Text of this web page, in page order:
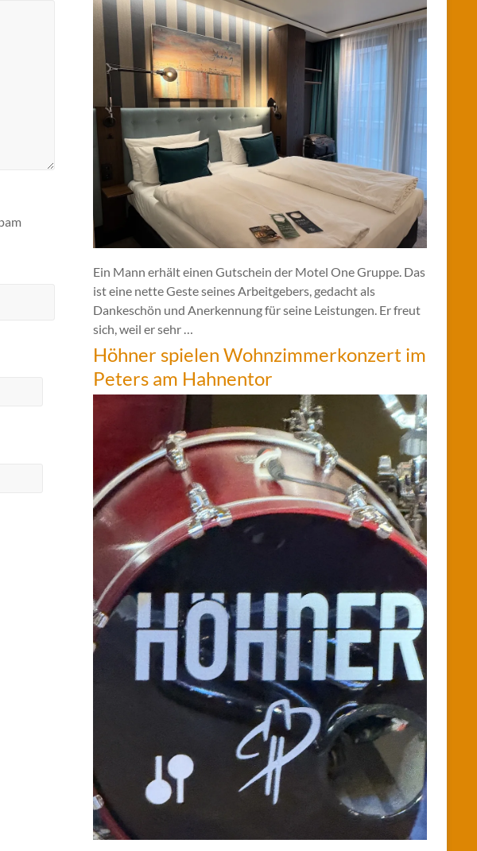
Ein Mann erhält einen Gutschein der Motel One Gruppe. Das
ist eine nette Geste seines Arbeitgebers, gedacht als
Dankeschön und Anerkennung für seine Leistungen. Er freut
sich, weil er sehr …
Höhner spielen Wohnzimmerkonzert im
Peters am Hahnentor